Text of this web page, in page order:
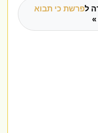
לפרשת כי תבוא